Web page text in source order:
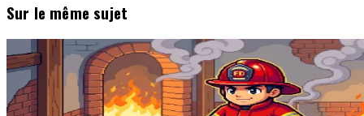
Sur le même sujet